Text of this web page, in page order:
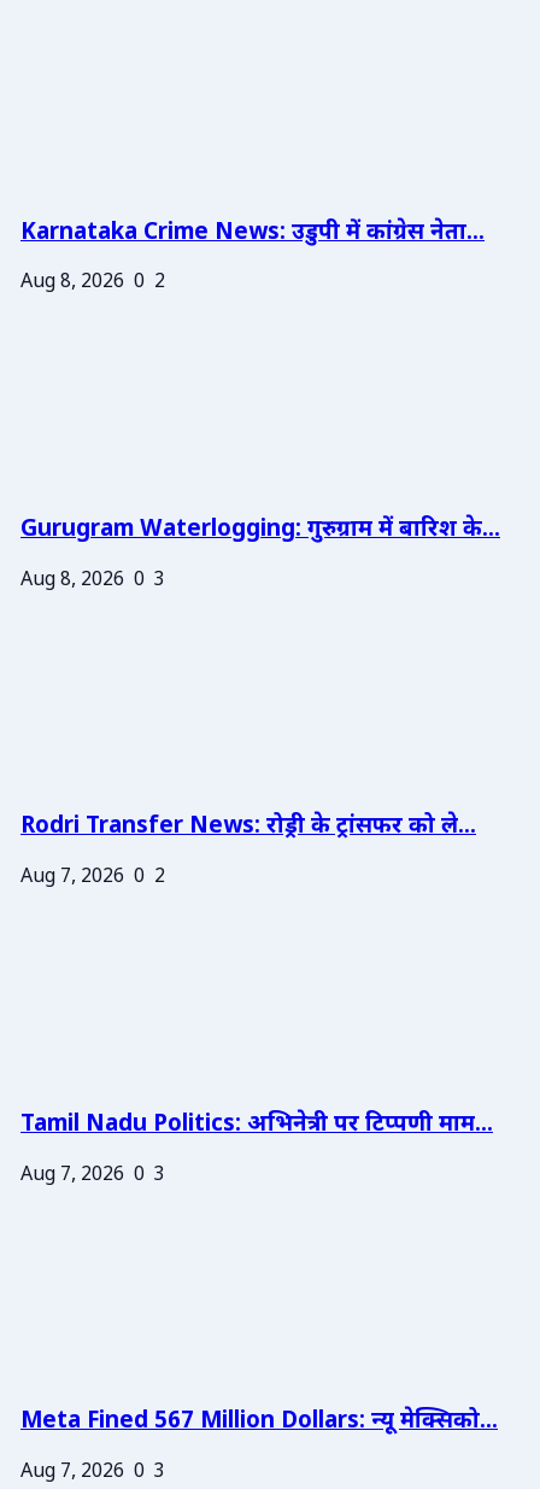
Karnataka Crime News: उडुपी में कांग्रेस नेता...
Aug 8, 2026 0 2
Gurugram Waterlogging: गुरुग्राम में बारिश के...
Aug 8, 2026 0 3
Rodri Transfer News: रोड्री के ट्रांसफर को ले...
Aug 7, 2026 0 2
Tamil Nadu Politics: अभिनेत्री पर टिप्पणी माम...
Aug 7, 2026 0 3
Meta Fined 567 Million Dollars: न्यू मेक्सिको...
Aug 7, 2026 0 3